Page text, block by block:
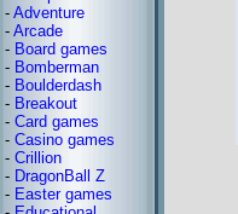
- Adventure
- Arcade
- Board games
- Bomberman
- Boulderdash
- Breakout
- Card games
- Casino games
- Crillion
- DragonBall Z
- Easter games